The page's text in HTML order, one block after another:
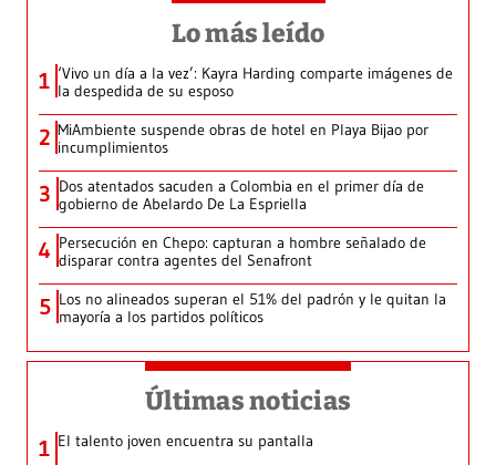
Lo más leído
1 ‘Vivo un día a la vez’: Kayra Harding comparte imágenes de
la despedida de su esposo
2 MiAmbiente suspende obras de hotel en Playa Bijao por
incumplimientos
3 Dos atentados sacuden a Colombia en el primer día de
gobierno de Abelardo De La Espriella
4 Persecución en Chepo: capturan a hombre señalado de
disparar contra agentes del Senafront
5 Los no alineados superan el 51% del padrón y le quitan la
mayoría a los partidos políticos
Últimas noticias
1 El talento joven encuentra su pantalla​